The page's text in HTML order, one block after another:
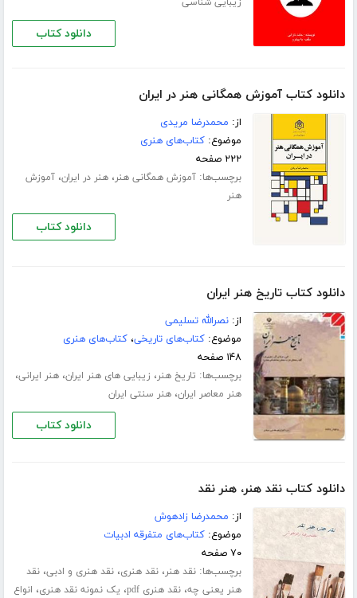
زیبایی شناسی
دانلود کتاب
دانلود کتاب آموزش همگانی هنر در ایران
از: محمدرضا مریدی
موضوع:کتاب‌های هنری
۲۲۲ صفحه
برچسب‌ها:آموزش همگانی هنر،هنر در ایران،آموزش
هنر
دانلود کتاب
دانلود کتاب تاریخ هنر ایران
از:نصرالله تسلیمی
موضوع:کتاب‌های تاریخی،کتاب‌های هنری
۱۴۸ صفحه
برچسب‌ها: تاریخ هنر، زیبایی های هنر ایران،هنر ایرانی،
هنر معاصر ایران،هنر سنتی ایران
دانلود کتاب
دانلود کتاب نقد هنر، هنر نقد
از: محمدرضا زادهوش
موضوع:کتاب‌های متفرقه ادبیات
۷۰ صفحه
برچسب‌ها:نقد هنر،نقد هنری،نقد هنری و ادبی،نقد
هنر یعنی چه،نقد هنری pdf ، یک نمونه نقد هنری، انواع